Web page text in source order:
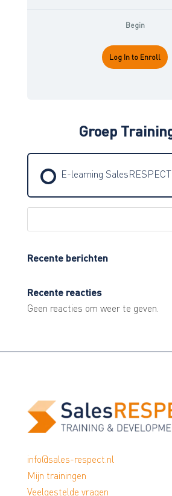
Begin
Log In to Enroll
Groep
E-learning
Recente berichten
Recente reacties
Geen reacties om weer te geven.
info@sales-respect.nl
Mijn trainingen
Veelgestelde vragen